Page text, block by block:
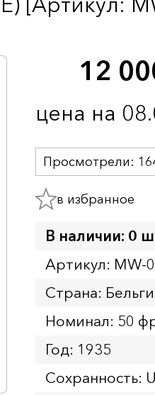
12
цена на
Просмотрели:
в избранное
В наличии: 0
Артикул: MW-
Страна:
Номинал: 50
Год: 1935
Сохранность: